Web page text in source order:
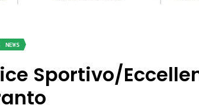
NEWS
Sportivo/